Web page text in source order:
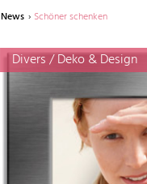
News Schöner schenken
Divers / Deko & Design